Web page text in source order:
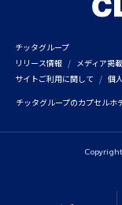
チッタグループ
リリース情報
メディア掲載
サイトご利用に関して
個
チッタグループのカプセルホ